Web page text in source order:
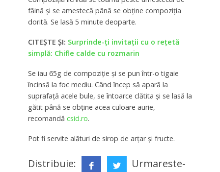
făină şi se amestecă până se obţine compoziţia
dorită. Se lasă 5 minute deoparte.
CITEȘTE ȘI: Surprinde-ţi invitaţii cu o reţetă
simplă: Chifle calde cu rozmarin
Se iau 65g de compoziţie şi se pun într-o tigaie
încinsă la foc mediu. Când încep să apară la
suprafaţă acele bule, se întoarce clătita şi se lasă la
gătit până se obţine acea culoare aurie,
recomandă csid.ro.
Pot fi servite alături de sirop de arţar şi fructe.
Distribuie:
Urmareste-